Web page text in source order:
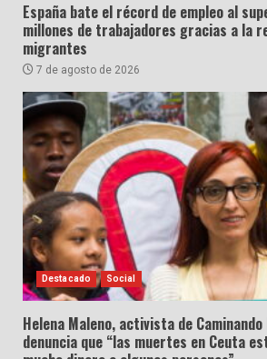
España bate el récord de empleo al
millones de trabajadores gracias a la
migrantes
7 de agosto de 2026
Destacado Social
Helena Maleno, activista de
denuncia que “las muertes en Ceuta